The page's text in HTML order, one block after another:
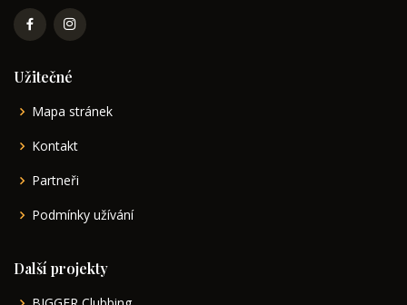
Užitečné
Mapa stránek
Kontakt
Partneři
Podmínky užívání
Další projekty